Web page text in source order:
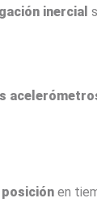
inercial
posición en